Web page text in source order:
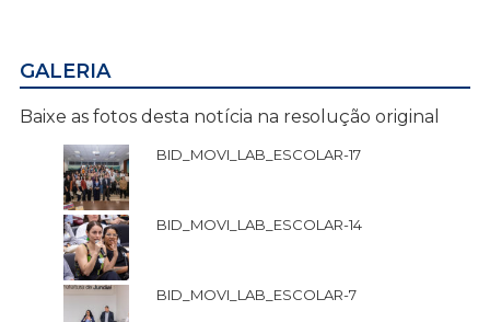
GALERIA
Baixe as fotos desta notícia na resolução original
BID_MOVI_LAB_ESCOLAR-17
BID_MOVI_LAB_ESCOLAR-14
BID_MOVI_LAB_ESCOLAR-7